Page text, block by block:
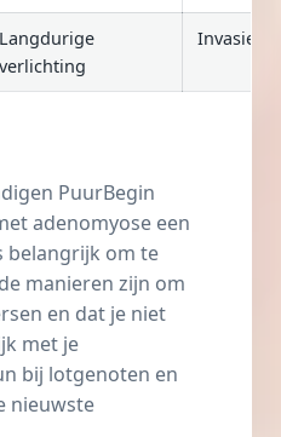
Langdurige
verlichting
Invasief
PuurBegin
adenomyose een
belangrijk om te
manieren zijn om
en dat je niet
met je
bij lotgenoten en
nieuwste